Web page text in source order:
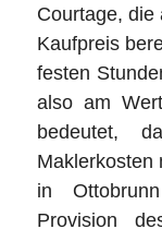
Courtage, die
Kaufpreis
festen
also am
bedeutet,
Maklerkosten
in
Provision